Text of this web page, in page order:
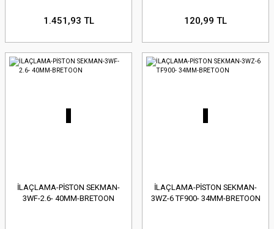
1.451,93 TL 120,99 TL
İLAÇLAMA-PİSTON SEKMAN-
3WF-2.6- 40MM-BRETOON
İLAÇLAMA-PİSTON SEKMAN-
3WZ-6 TF900- 34MM-BRETOON